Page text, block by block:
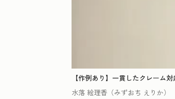
【作例あり】一貫したクレーム
水落 絵理香（みずおち えりか）